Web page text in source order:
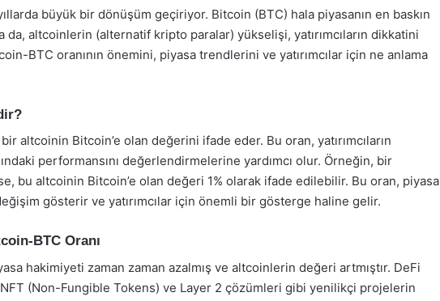
büyük bir dönüşüm geçiriyor. Bitcoin (BTC) hala piyasanın en baskın
da, altcoinlerin (alternatif kripto paralar) yükselişi, yatırımcıların dikkatini
BTC oranının önemini, piyasa trendlerini ve yatırımcılar için ne anlama
altcoinin Bitcoin’e olan değerini ifade eder. Bu oran, yatırımcıların
performansını değerlendirmelerine yardımcı olur. Örneğin, bir
bu altcoinin Bitcoin’e olan değeri 1% olarak ifade edilebilir. Bu oran, piyasa
gösterir ve yatırımcılar için önemli bir gösterge haline gelir.
BTC Oranı
hakimiyeti zaman zaman azalmış ve altcoinlerin değeri artmıştır. DeFi
(Non-Fungible Tokens) ve Layer 2 çözümleri gibi yenilikçi projelerin